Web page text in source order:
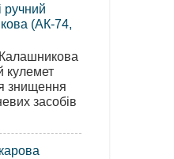
ручний
(АК-74,
кулемет
знищення
засобів